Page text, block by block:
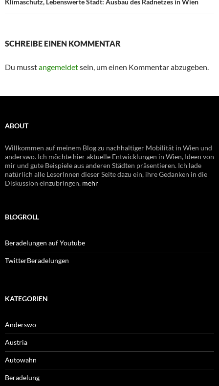
SCHREIBE EINEN KOMMENTAR
Du musstangemeldetsein, um einen Kommentar abzugeben.
ABOUT
Willkommen auf meinem Blog zu nachhaltiger Mobilität in Wien und
anderswo. Ich möchte hier aktuelle Entwicklungen in Wien, Ideen von
mir und gute Beispiele aus anderen Städten präsentieren. Ich lade
natürlich alle LeserInnen dieser Seite dazu ein, ihre Gedanken in die
Diskussion einzubringen. mehr
BLOGROLL
Beradelungen auf Youtube
TwitterBeradelungen
KATEGORIEN
Anderswo
Austria
Autowahn
Beradelung